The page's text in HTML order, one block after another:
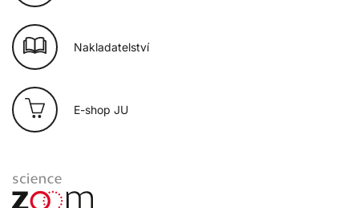
Nakladatelství
E-shop JU